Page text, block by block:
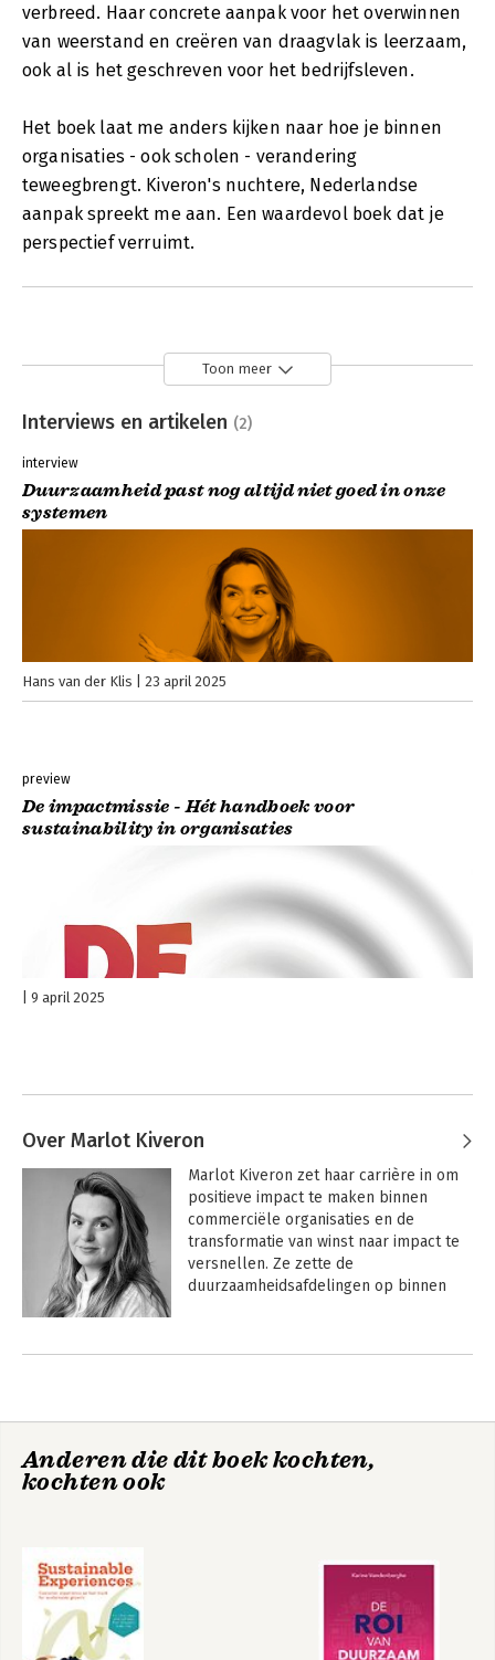
verbreed. Haar concrete aanpak voor het overwinnen
van weerstand en creëren van draagvlak is leerzaam,
ook al is het geschreven voor het bedrijfsleven.
Het boek laat me anders kijken naar hoe je binnen
organisaties - ook scholen - verandering
teweegbrengt. Kiveron's nuchtere, Nederlandse
aanpak spreekt me aan. Een waardevol boek dat je
perspectief verruimt.
Toon meer
Interviews en artikelen (2)
interview
Duurzaamheid past nog altijd niet goed in onze
systemen
Hans van der Klis 23 april 2025
preview
De impactmissie - Hét handboek voor
sustainability in organisaties
9 april 2025
Over Marlot Kiveron
Marlot Kiveron zet haar carrière in om
positieve impact te maken binnen
commerciële organisaties en de
transformatie van winst naar impact te
versnellen. Ze zette de
duurzaamheidsafdelingen op binnen
sustainability professionals in
onder meer Cambridge University en
Andere boeken door Marlot Kiveron
De impactmissie
Anderen die dit boek kochten,
kochten ook